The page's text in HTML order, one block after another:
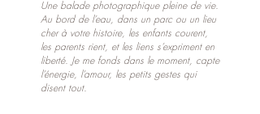
Une balade photographique pleine de vie.
Au bord de l’eau, dans un parc ou un lieu
cher à votre histoire, les enfants courent,
les parents rient, et les liens s’expriment en
liberté. Je me fonds dans le moment, capte
l’énergie, l’amour, les petits gestes qui
disent tout.